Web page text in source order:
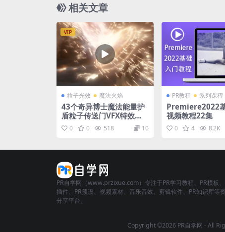
相关文章
VIP
粒子光效 魔法火焰
43个奇异博士魔法能量护
盾粒子传送门VFX特效合
成动画
0 0 518 10
PR教程 系列课程
Premiere2022
视频教程22集
0 4 8.2K
PR自学网（www.przixue.com）专注于PR学习教程、PR模板
插件、PR预设、视频素材、音乐音效、剪辑软件、PR知识库等
分享平台。
Copyright ©2026 PR自学网 - All